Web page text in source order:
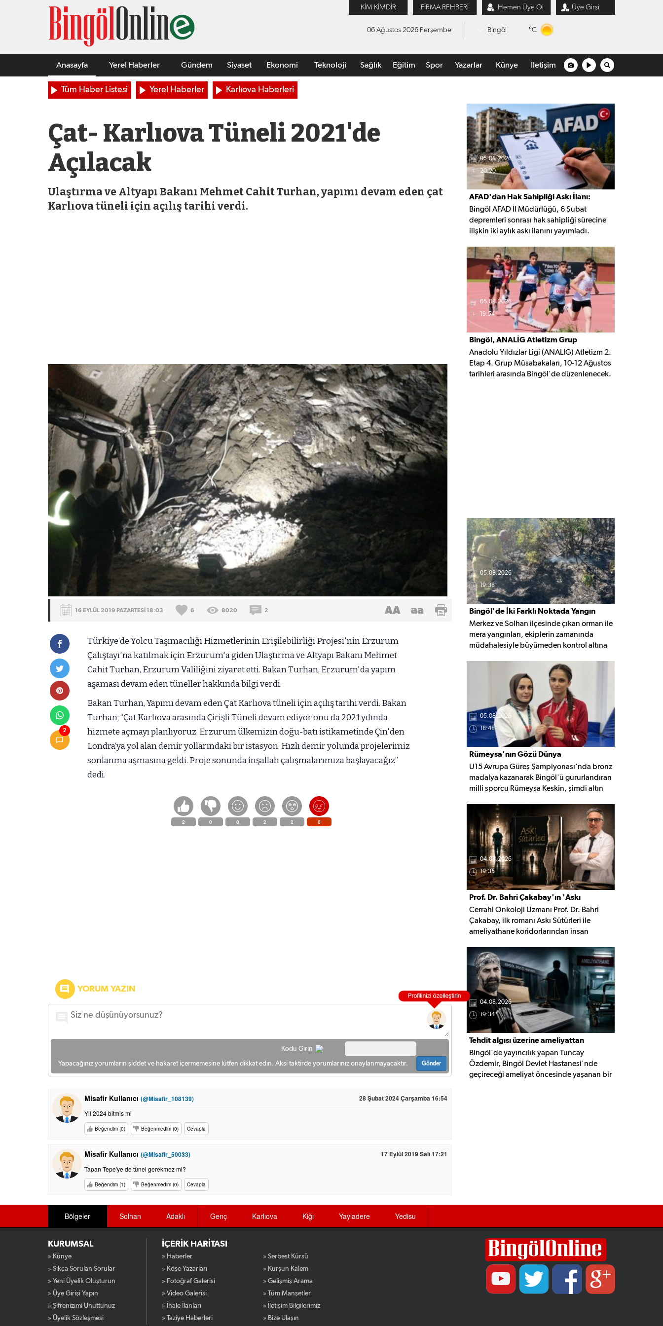
KİM KİMDİR FİRMA REHBERİ Hemen Üye Ol Üye Girşi
06 Ağustos 2026 Perşembe Bingöl °C
Anasayfa Yerel Haberler Gündem Siyaset Ekonomi Teknoloji Sağlık Eğitim Spor Yazarlar Künye İletişim
Tüm Haber Listesi Yerel Haberler Karlıova Haberleri
Çat- Karlıova Tüneli 2021'de
Açılacak
Ulaştırma ve Altyapı Bakanı Mehmet Cahit Turhan, yapımı devam eden çat
Karlıova tüneli için açılış tarihi verdi.
16 EYLÜL 2019 PAZARTESİ 18:03 6 8020 2 AA aa
2
Türkiye‘de Yolcu Taşımacılığı Hizmetlerinin Erişilebilirliği Projesi'nin Erzurum
Çalıştayı'na katılmak için Erzurum'a giden Ulaştırma ve Altyapı Bakanı Mehmet
Cahit Turhan, Erzurum Valiliğini ziyaret etti. Bakan Turhan, Erzurum'da yapım
aşaması devam eden tüneller hakkında bilgi verdi.
Bakan Turhan, Yapımı devam eden Çat Karlıova tüneli için açılış tarihi verdi. Bakan
Turhan; “Çat Karlıova arasında Çirişli Tüneli devam ediyor onu da 2021 yılında
hizmete açmayı planlıyoruz. Erzurum ülkemizin doğu-batı istikametinde Çin'den
Londra‘ya yol alan demir yollarındaki bir istasyon. Hızlı demir yolunda projelerimiz
sonlanma aşmasına geldi. Proje sonunda inşallah çalışmalarımıza başlayacağız”
dedi.
2 0 0 2 2 0
YORUM YAZIN
Kodu Girin
Yapacağınız yorumların şiddet ve hakaret içermemesine lütfen dikkat edin. Aksi taktirde yorumlarınız onaylanmayacaktır. Gönder
Misafir Kullanıcı (@Misafir_108139) 28 Şubat 2024 Çarşamba 16:54
Yil 2024 bitmis mi
Beğendim (0) Beğenmedim (0) Cevapla
Misafir Kullanıcı (@Misafir_50033) 17 Eylül 2019 Salı 17:21
Tapan Tepe'ye de tünel gerekmez mi?
Beğendim (1) Beğenmedim (0) Cevapla
05.08.2026
20:20
AFAD'dan Hak Sahipliği Askı İlanı:
Başvurular Başladı
Bingöl AFAD İl Müdürlüğü, 6 Şubat
depremleri sonrası hak sahipliği sürecine
ilişkin iki aylık askı ilanını yayımladı.
Ekim 2026'ya kadar gerekli belgelerle
başvuruda bulunabilecek.
05.08.2026
19:54
Bingöl, ANALİG Atletizm Grup
Yarışmalarına Ev Sahipliği Yapacak
Anadolu Yıldızlar Ligi (ANALİG) Atletizm 2.
Etap 4. Grup Müsabakaları, 10-12 Ağustos
tarihleri arasında Bingöl'de düzenlenecek.
05.08.2026
19:38
Bingöl'de İki Farklı Noktada Yangın
Paniği
Merkez ve Solhan ilçesinde çıkan orman ile
mera yangınları, ekiplerin zamanında
müdahalesiyle büyümeden kontrol altına
nedeninin belirlenmesi için inceleme
05.08.2026
18:48
Rümeysa'nın Gözü Dünya
Şampiyonluğunda
U15 Avrupa Güreş Şampiyonası'nda bronz
madalya kazanarak Bingöl'ü gururlandıran
milli sporcu Rümeysa Keskin, şimdi altın
Gözünü Avrupa ve Dünya
şampiyonluklarına diken Keskin, yeni
başarılar için çalışmalarını sürdürüyor.
04.08.2026
19:35
Prof. Dr. Bahri Çakabay'ın 'Askı
Sütürleri' kitabı çıktı
Cerrahi Onkoloji Uzmanı Prof. Dr. Bahri
Çakabay, ilk romanı Askı Sütürleri ile
ameliyathane koridorlarından insan
dostluk ve yaşam üzerine kurulu çok
katmanlı bir anlatıya imza attı.
04.08.2026
19:34
Tehdit algısı üzerine ameliyattan
vazgeçti, şikâyetçi oldu
Bingöl'de yayıncılık yapan Tuncay
Özdemir, Bingöl Devlet Hastanesi'nde
geçireceği ameliyat öncesinde yaşanan bir
Bölgeler Solhan Adaklı Genç Karlıova Kiğı Yayladere Yedisu
KURUMSAL
» Künye
» Sıkça Sorulan Sorular
» Yeni Üyelik Oluşturun
» Üye Girişi Yapın
» Şifrenizimi Unuttunuz
» Üyelik Sözleşmesi
İÇERİK HARİTASI
» Haberler
» Köşe Yazarları
» Fotoğraf Galerisi
» Video Galerisi
» İhale İlanları
» Taziye Haberleri
» Serbest Kürsü
» Kurşun Kalem
» Gelişmiş Arama
» Tüm Manşetler
» İletişim Bilgilerimiz
» Bize Ulaşın